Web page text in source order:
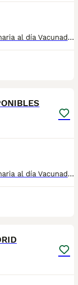
Entrega en toda España Cartilla veterinaria al día Vacunados y desparasitados según edad Microchip incluido Revisados por veterinario Cachorros socializados y acostumbrados al contacto humano Asesoramiento antes y después de la entrega ADEMAS NO COBRAMOS NI UN EURO POR ADELANTADO , PASA QUE PAGAS Y LUEGO NO TE LLEGA NADA !!!!! los cachorros están socializados y en perfectas condiciones , mejor escríbenos al what y te detallamos info si quieres tener una buena experiencia este es tu sitio. . GRACIAS610864702 , escribeme y te detallo información , gracias .....................
Entrega en toda España Cartilla veterinaria al día Vacunados y desparasitados según edad Microchip incluido Revisados por veterinario Cachorros socializados y acostumbrados al contacto humano Asesoramiento antes y después de la entrega 610864702 ADEMAS NO COBRAMOS NI UN EURO POR ADELANTADO , PASA QUE PAGAS Y LUEGO NO TE LLEGA NADA !!!!! los cachorros están socializados y en perfectas condiciones , mejor escríbenos al what y te detallamos info si quieres tener una buena experiencia este es tu sitio. . GRACIAS ....................................................................... SALUDOS GRAX